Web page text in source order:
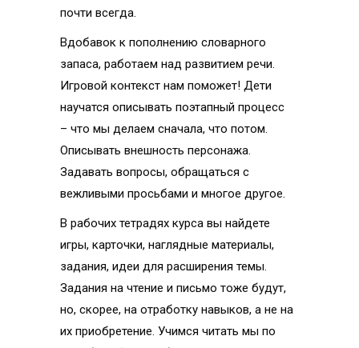
почти всегда.
Вдобавок к пополнению словарного
запаса, работаем над развитием речи.
Игровой контекст нам поможет! Дети
научатся описывать поэтапный процесс
– что мы делаем сначала, что потом.
Описывать внешность персонажа.
Задавать вопросы, обращаться с
вежливыми просьбами и многое другое.
В рабочих тетрадях курса вы найдете
игры, карточки, наглядные материалы,
задания, идеи для расширения темы.
Задания на чтение и письмо тоже будут,
но, скорее, на отработку навыков, а не на
их приобретение. Учимся читать мы по